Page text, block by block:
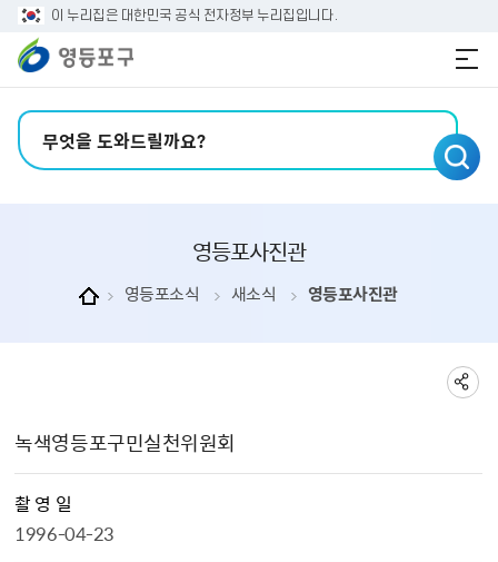
본문 바로가기
주메뉴 바로가기
이 누리집은 대한민국 공식 전자정부 누리집입니다.
영등포사진관
영등포소식 새소식 영등포사진관
녹색영등포구민실천위원회
촬 영 일
1996-04-23